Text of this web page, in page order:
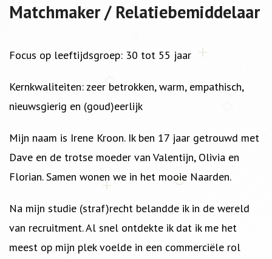
Matchmaker / Relatiebemiddelaar
Focus op leeftijdsgroep: 30 tot 55 jaar
Kernkwaliteiten: zeer betrokken, warm, empathisch,
nieuwsgierig en (goud)eerlijk
Mijn naam is Irene Kroon. Ik ben 17 jaar getrouwd met
Dave en de trotse moeder van Valentijn, Olivia en
Florian. Samen wonen we in het mooie Naarden.
Na mijn studie (straf)recht belandde ik in de wereld
van recruitment. Al snel ontdekte ik dat ik me het
meest op mijn plek voelde in een commerciële rol